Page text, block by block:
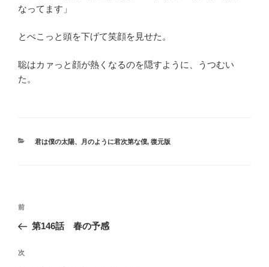
なってます」
とぺこっと頭を下げて笑顔を見せた。
聡はカァっと顔が熱くなるのを隠すように、うつむい
た。
カ
君は僕の太陽、月のように君次第な僕, 復元版
投
ナ
ビ
過
去
投
前
第146話 春の予感
次
次